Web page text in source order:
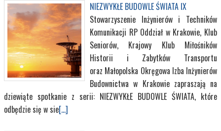
NIEZWYKŁE BUDOWLE ŚWIATA IX
Stowarzyszenie Inżynierów i Techników
Komunikacji RP Oddział w Krakowie, Klub
Seniorów, Krajowy Klub Miłośników
Historii i Zabytków Transportu
oraz Małopolska Okręgowa Izba Inżynierów
Budownictwa w Krakowie zapraszają na
dziewiąte spotkanie z serii: NIEZWYKŁE BUDOWLE ŚWIATA, które
odbędzie się w sie[...]